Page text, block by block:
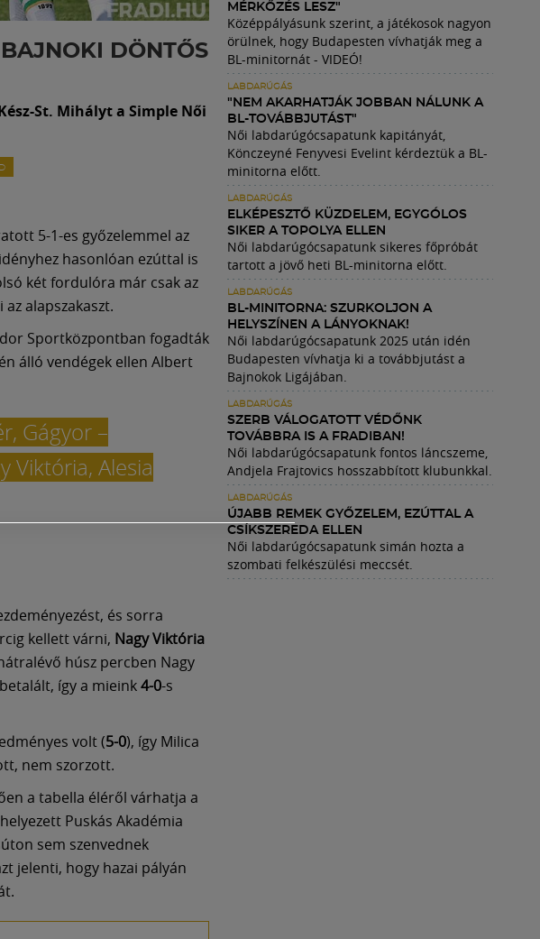
DÖNTŐS
St. Mihályt a Simple Női
5-1-es győzelemmel az
hasonlóan ezúttal is
két fordulóra már csak az
alapszakaszt.
Sportközpontban fogadták
álló vendégek ellen Albert
Gágyor –
Viktória, Alesia
és sorra
kellett várni, Nagy Viktória
húsz percben Nagy
így a mieink4-0-s
volt (5-0), így Milica
nem szorzott.
a tabella éléről várhatja a
Puskás Akadémia
sem szenvednek
jelenti, hogy hazai pályán
MÉRKŐZÉS LESZ"
Középpályásunk szerint, a játékosok nagyon
örülnek, hogy Budapesten vívhatják meg a
BL-minitornát - VIDEÓ!
LABDARÚGÁS
"NEM AKARHATJÁK JOBBAN NÁLUNK A
BL-TOVÁBBJUTÁST"
Női labdarúgócsapatunk kapitányát,
Könczeyné Fenyvesi Evelint kérdeztük a BL-
minitorna előtt.
LABDARÚGÁS
ELKÉPESZTŐ KÜZDELEM, EGYGÓLOS
SIKER A TOPOLYA ELLEN
Női labdarúgócsapatunk sikeres főpróbát
tartott a jövő heti BL-minitorna előtt.
LABDARÚGÁS
BL-MINITORNA: SZURKOLJON A
HELYSZÍNEN A LÁNYOKNAK!
Női labdarúgócsapatunk 2025 után idén
Budapesten vívhatja ki a továbbjutást a
Bajnokok Ligájában.
LABDARÚGÁS
SZERB VÁLOGATOTT VÉDŐNK
TOVÁBBRA IS A FRADIBAN!
Női labdarúgócsapatunk fontos láncszeme,
Andjela Frajtovics hosszabbított klubunkkal.
LABDARÚGÁS
ÚJABB REMEK GYŐZELEM, EZÚTTAL A
CSÍKSZEREDA ELLEN
Női labdarúgócsapatunk simán hozta a
szombati felkészülési meccsét.